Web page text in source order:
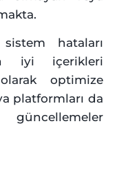
hataları
iyi içerikleri
optimize
platformları da